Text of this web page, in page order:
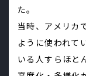
た。
当時、アメリカ
ように使われて
いる人すらほと